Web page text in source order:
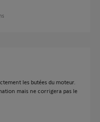
les butées du moteur.
mais ne corrigera pas le